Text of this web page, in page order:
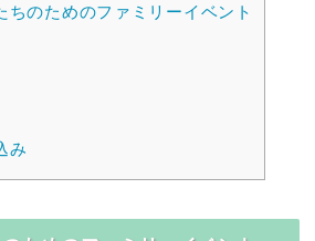
ちのためのファミリーイベント
み